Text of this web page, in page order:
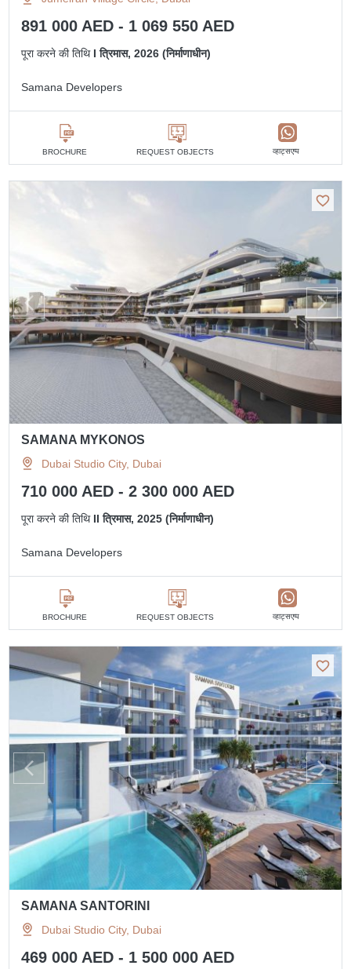
891 000 AED - 1 069 550 AED
पूरा करने की तिथि I त्रिमास, 2026 (निर्माणाधीन)
Samana Developers
BROCHURE REQUEST OBJECTS व्हाट्सएप्प
SAMANA MYKONOS
Dubai Studio City, Dubai
710 000 AED - 2 300 000 AED
पूरा करने की तिथि II त्रिमास, 2025 (निर्माणाधीन)
Samana Developers
BROCHURE REQUEST OBJECTS व्हाट्सएप्प
SAMANA SANTORINI
Dubai Studio City, Dubai
469 000 AED - 1 500 000 AED